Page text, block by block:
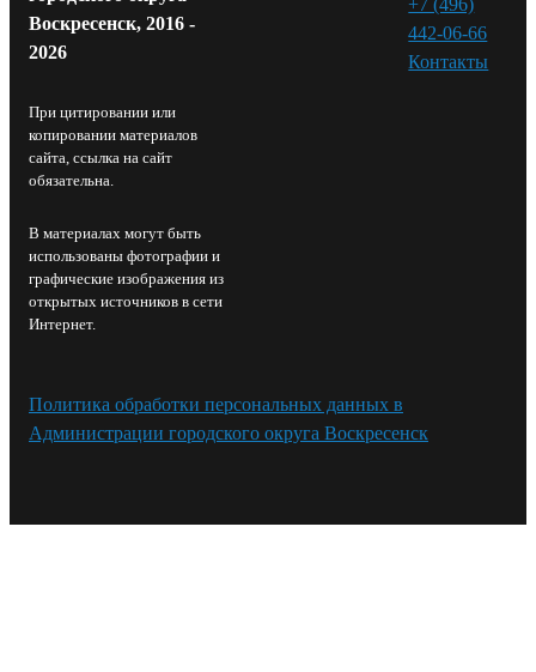
Воскресенск, 2016 -
2026
При цитировании или
копировании материалов
сайта, ссылка на сайт
обязательна.
В материалах могут быть
использованы фотографии и
графические изображения из
открытых источников в сети
Интернет.
442-06-66
Контакты⁠
Политика обработки персональных данных в
Администрации городского округа Воскресенск